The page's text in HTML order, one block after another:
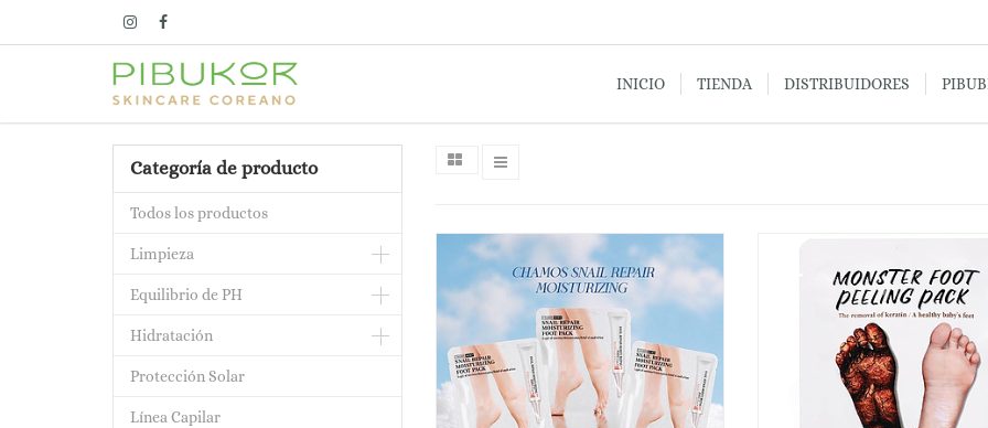
INICIO TIENDA DISTRIBUIDORES
Categoría de producto
Todos los productos
Limpieza
Equilibrio de PH
Hidratación
Protección Solar
Línea Capilar